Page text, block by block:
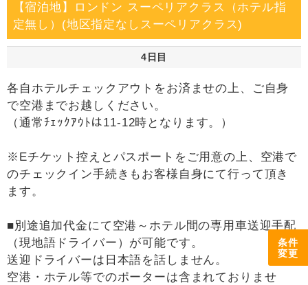
条件
変更
【宿泊地】ロンドン スーペリアクラス（ホテル指
定無し）(地区指定なしスーペリアクラス)
4日目
各自ホテルチェックアウトをお済ませの上、ご自身
で空港までお越しください。
（通常ﾁｪｯｸｱｳﾄは11-12時となります。）
※Eチケット控えとパスポートをご用意の上、空港で
のチェックイン手続きもお客様自身にて行って頂き
ます。
■別途追加代金にて空港～ホテル間の専用車送迎手配
（現地語ドライバー）が可能です。
送迎ドライバーは日本語を話しません。
空港・ホテル等でのポーターは含まれておりませ